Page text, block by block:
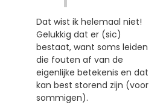
Dat wist ik helemaal niet!
Gelukkig dat er (sic)
bestaat, want soms leiden
die fouten af van de
eigenlijke betekenis en dat
kan best storend zijn (voor
sommigen).